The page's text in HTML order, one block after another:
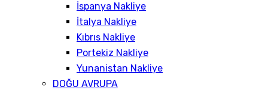
İspanya Nakliye
İtalya Nakliye
Kıbrıs Nakliye
Portekiz Nakliye
Yunanistan Nakliye
DOĞU AVRUPA